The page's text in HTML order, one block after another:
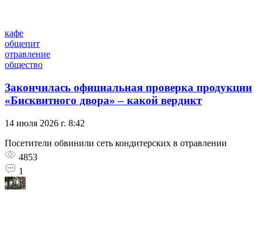
кафе
общепит
отравление
общество
Закончилась официальная проверка продукции
«Бисквитного двора» – какой вердикт
14 июля 2026 г. 8:42
Посетители обвинили сеть кондитерских в отравлении
4853
1